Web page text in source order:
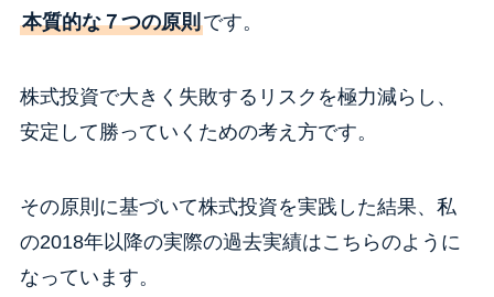
本質的な７つの原則です。
株式投資で大きく失敗するリスクを極力減らし、
安定して勝っていくための考え方です。
その原則に基づいて株式投資を実践した結果、私
の2018年以降の実際の過去実績はこちらのように
なっています。